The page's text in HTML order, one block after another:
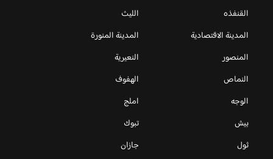
القنفذه
الليث
المدينة الاقتصادية
المدينة المنورة
المنصور
النعيرية
النماص
الهفوف
الوجه
املج
بيش
تبوك
ثول
جازان